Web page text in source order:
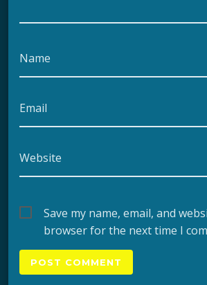
Name
Email
Website
Save my name, email, and
browser for the next time I